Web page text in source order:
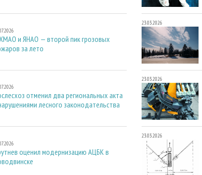
и ЯНАО — второй пик грозовых
за лето
отменил два региональных акта
лесного законодательства
оценил модернизацию АЦБК в
23.03.2026
23.03.2026
23.03.2026